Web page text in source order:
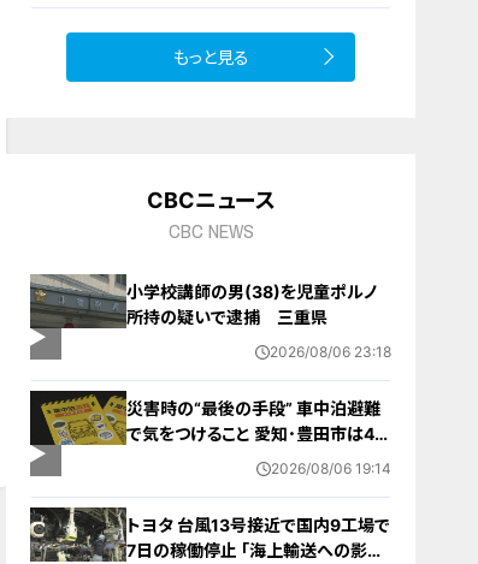
もっと見る
CBCニュース
CBC NEWS
小学校講師の男(38)を児童ポルノ
所持の疑いで逮捕 三重県
2026/08/06 23:18
災害時の“最後の手段” 車中泊避難
で気をつけること 愛知･豊田市は4年
前からマニュアル作成 最悪の場合2026/08/06 19:14
トヨタ 台風13号接近で国内9工場で
7日の稼働停止 ｢海上輸送への影響